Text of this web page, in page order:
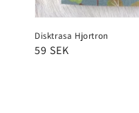
Disktrasa Hjortron
Ordinarie
59 SEK